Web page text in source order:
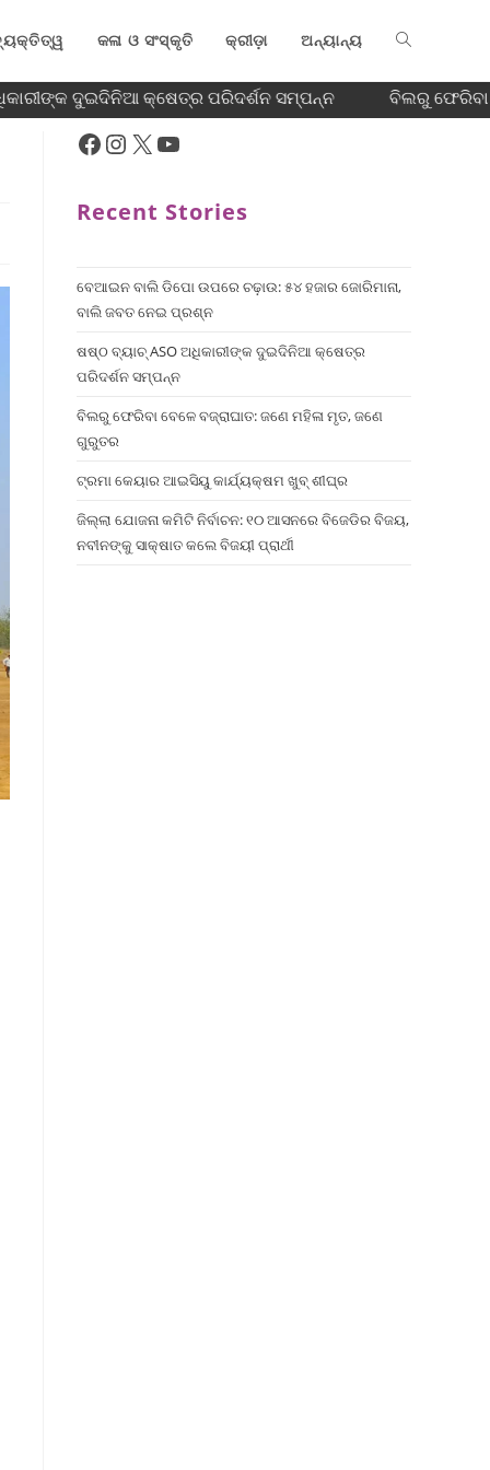
କଳା ଓ ସଂସ୍କୃତି କ୍ରୀଡ଼ା ଅନ୍ୟାନ୍ୟ
ଦୁଇଦିନିଆ କ୍ଷେତ୍ର ପରିଦର୍ଶନ ସମ୍ପନ୍ନ ବିଲରୁ ଫେରିବା
Recent Stories
ବେଆଇନ ବାଲି ଡିପୋ ଉପରେ ଚଢ଼ାଉ: ୫୪ ହଜାର ଜୋରିମାନା,
ବାଲି ଜବତ ନେଇ ପ୍ରଶ୍ନ
ଷଷ୍ଠ ବ୍ୟାଚ୍‌ ASO ଅଧିକାରୀଙ୍କ ଦୁଇଦିନିଆ କ୍ଷେତ୍ର
ପରିଦର୍ଶନ ସମ୍ପନ୍ନ
ବିଲରୁ ଫେରିବା ବେଳେ ବଜ୍ରାଘାତ: ଜଣେ ମହିଳା ମୃତ, ଜଣେ
ଗୁରୁତର
ଟ୍ରମା କେୟାର ଆଇସିୟୁ କାର୍ଯ୍ୟକ୍ଷମ ଖୁବ୍ ଶୀଘ୍ର
ଜିଲ୍ଲା ଯୋଜନା କମିଟି ନିର୍ବାଚନ: ୧୦ ଆସନରେ ବିଜେଡିର ବିଜୟ,
ନବୀନଙ୍କୁ ସାକ୍ଷାତ କଲେ ବିଜୟୀ ପ୍ରାର୍ଥୀ